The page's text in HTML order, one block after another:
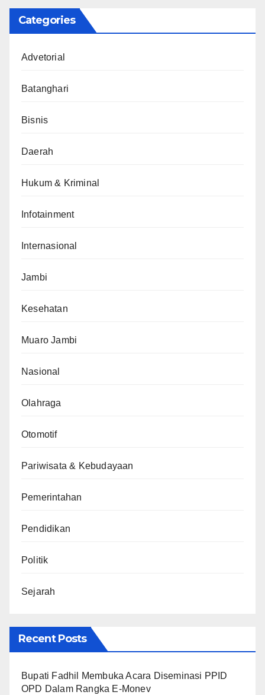
Categories
Advetorial
Batanghari
Bisnis
Daerah
Hukum & Kriminal
Infotainment
Internasional
Jambi
Kesehatan
Muaro Jambi
Nasional
Olahraga
Otomotif
Pariwisata & Kebudayaan
Pemerintahan
Pendidikan
Politik
Sejarah
Recent Posts
Bupati Fadhil Membuka Acara Diseminasi PPID
OPD Dalam Rangka E-Monev